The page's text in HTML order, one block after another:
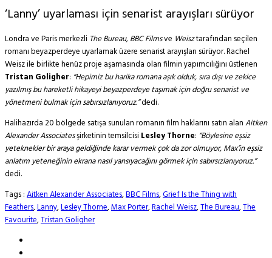
‘Lanny’ uyarlaması için senarist arayışları sürüyor
Londra ve Paris merkezli The Bureau, BBC Filmsve Weisztarafından seçilen
romanı beyazperdeye uyarlamak üzere senarist arayışları sürüyor. Rachel
Weisz ile birlikte henüz proje aşamasında olan filmin yapımcılığını üstlenen
Tristan Goligher: “Hepimiz bu harika romana aşık olduk, sıra dışı ve zekice
yazılmış bu hareketli hikayeyi beyazperdeye taşımak için doğru senarist ve
yönetmeni bulmak için sabırsızlanıyoruz.”dedi.
Halihazırda 20 bölgede satışa sunulan romanın film haklarını satın alanAitken
Alexander Associatesşirketinin temsilcisi Lesley Thorne: “Böylesine eşsiz
yeteknekler bir araya geldiğinde karar vermek çok da zor olmuyor, Max’in eşsiz
anlatım yeteneğinin ekrana nasıl yansıyacağını görmek için sabırsızlanıyoruz.”
dedi.
Tags :Aitken Alexander Associates,BBC Films,Grief Is the Thing with
Feathers,Lanny,Lesley Thorne,Max Porter,Rachel Weisz,The Bureau,The
Favourite,Tristan Goligher